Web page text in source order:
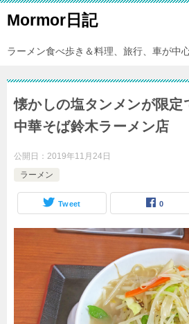
Mormor日記
ラーメン食べ歩き＆料理、旅行、車が中
懐かしの塩タンメンが限定
中華そば鈴木ラーメン店
公開日： 2019年11月24日
ラーメン
Tweet 0